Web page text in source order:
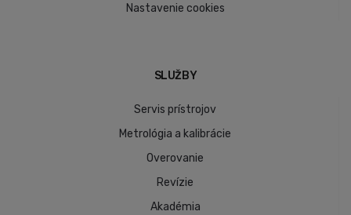
Nastavenie cookies
SLUŽBY
Servis prístrojov
Metrológia a kalibrácie
Overovanie
Revízie
Akadémia